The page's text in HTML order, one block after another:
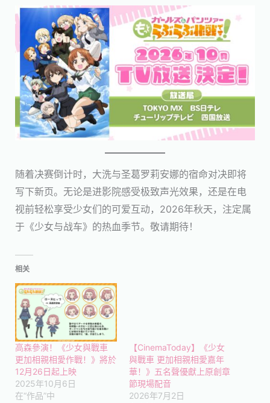
随着决赛倒计时，大洗与圣葛罗莉安娜的宿命对决即将
写下新页。无论是进影院感受极致声光效果，还是在电
视前轻松享受少女们的可爱互动，2026年秋天，注定属
于《少女与战车》的热血季节。敬请期待！
相关
高森參演！《少女與戰車
更加相親相愛作戰！》將於
12月26日起上映
2025年10月6日
在“作品”中
【CinemaToday】《少女
與戰車 更加相親相愛嘉年
華！》五名聲優獻上原創章
節現場配音
2026年7月2日